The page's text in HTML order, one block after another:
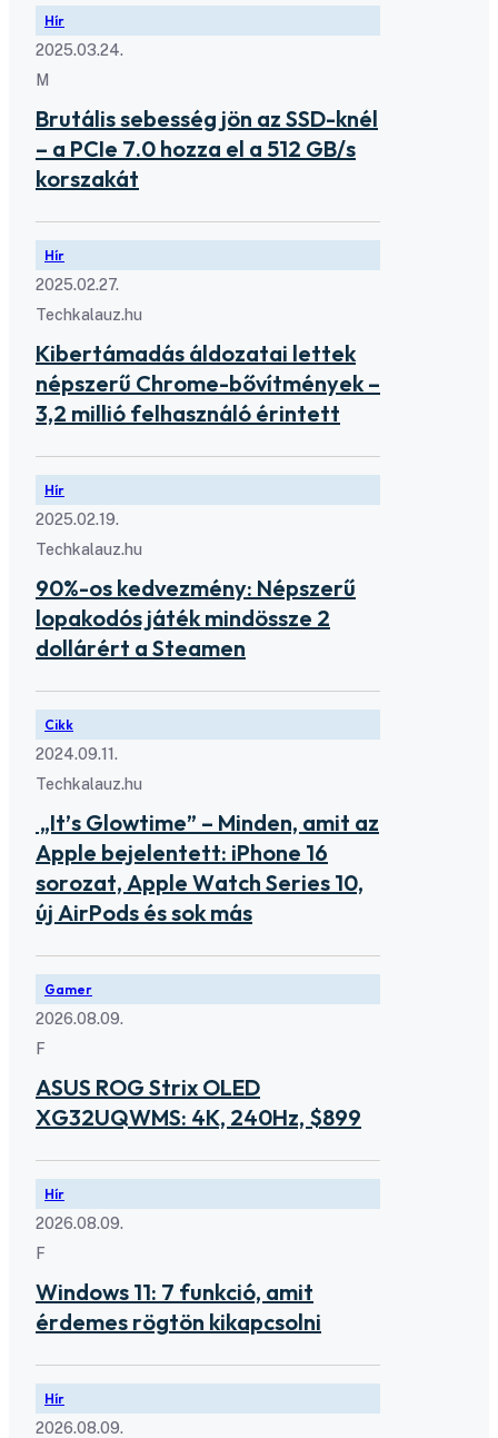
Hír
2025.03.24.
M
Brutális sebesség jön az SSD-knél
– a PCIe 7.0 hozza el a 512 GB/s
korszakát
Hír
2025.02.27.
Techkalauz.hu
Kibertámadás áldozatai lettek
népszerű Chrome-bővítmények –
3,2 millió felhasználó érintett
Hír
2025.02.19.
Techkalauz.hu
90%-os kedvezmény: Népszerű
lopakodós játék mindössze 2
dollárért a Steamen
Cikk
2024.09.11.
Techkalauz.hu
„It’s Glowtime” – Minden, amit az
Apple bejelentett: iPhone 16
sorozat, Apple Watch Series 10,
új AirPods és sok más
Gamer
2026.08.09.
F
ASUS ROG Strix OLED
XG32UQWMS: 4K, 240Hz, $899
Hír
2026.08.09.
F
Windows 11: 7 funkció, amit
érdemes rögtön kikapcsolni
Hír
2026.08.09.